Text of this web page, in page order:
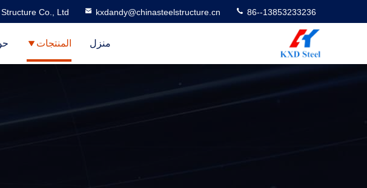
Co., Ltd kxdandy@chinasteelstructure.cn 86--13853233236
منزل المنتجات